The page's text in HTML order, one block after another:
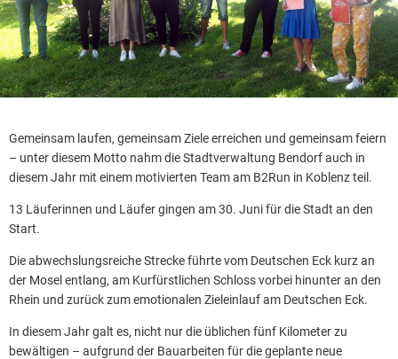
Gemeinsam laufen, gemeinsam Ziele erreichen und gemeinsam feiern
– unter diesem Motto nahm die Stadtverwaltung Bendorf auch in
diesem Jahr mit einem motivierten Team am B2Run in Koblenz teil.
13 Läuferinnen und Läufer gingen am 30. Juni für die Stadt an den
Start.
Die abwechslungsreiche Strecke führte vom Deutschen Eck kurz an
der Mosel entlang, am Kurfürstlichen Schloss vorbei hinunter an den
Rhein und zurück zum emotionalen Zieleinlauf am Deutschen Eck.
In diesem Jahr galt es, nicht nur die üblichen fünf Kilometer zu
bewältigen – aufgrund der Bauarbeiten für die geplante neue